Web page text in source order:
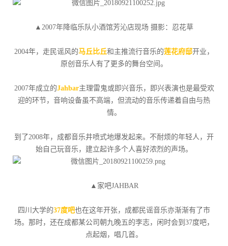
▲2007年降临乐队小酒馆芳沁店现场 摄影：忍花草
2004年，走民谣风的马丘比丘和主推流行音乐的莲花府邸开业，
原创音乐人有了更多的舞台空间。
2007年成立的Jahbar主理雷鬼或即兴音乐，即兴表演也是最受欢
迎的环节，音响设备虽不高端，但流动的音乐传递着自由与热
情。
到了2008年，成都音乐井喷式地爆发起来。不耐烦的年轻人，开
始自己玩音乐，建立起许多个人喜好浓烈的声场。
▲家吧JAHBAR
四川大学的37度吧也在这年开张，成都民谣音乐亦渐渐有了市
场。那时，还在成都某公司朝九晚五的李志，闲时会到37度吧，
点起烟，唱几首。